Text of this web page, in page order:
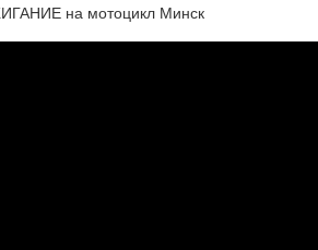
на мотоцикл Минск